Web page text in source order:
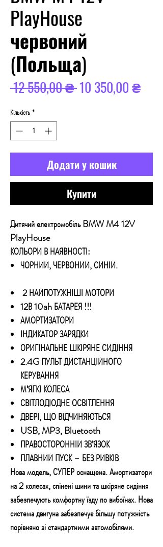
PlayHouse
червоний
(Польща)
12 550,00 ₴ Звичайна
10 350,00 ₴За
Кількість *
Додати у кошик
Купити
Дитячий електромобіль BMW M4 12V
PlayHouse
КОЛЬОРИ В НАЯВНОСТІ:
ЧОРНИЙ, ЧЕРВОНИЙ, СИНІЙ.
2 НАЙПОТУЖНІШІ МОТОРИ
12В 10ah БАТАРЕЯ !!!
АМОРТИЗАТОРИ
ІНДИКАТОР ЗАРЯДКИ
ОРИГІНАЛЬНЕ ШКІРЯНЕ СИДІННЯ
2.4G ПУЛЬТ ДИСТАНЦІЙНОГО
КЕРУВАННЯ
М’ЯГКІ КОЛЕСА
СВІТЛОДІОДНЕ ОСВІТЛЕННЯ
ДВЕРІ, ЩО ВІДЧИНЯЮТЬСЯ
USB, MP3, Bluetooth
ПРАВОСТОРОННІЙ ЗВ’ЯЗОК
ПЛАВНИЙ ПУСК – БЕЗ РИВКІВ
Нова модель, СУПЕР оснащена. Амортизатори
на 2 колесах, спінені шини та шкіряне сидіння
забезпечують комфортну їзду по вибоїнах. Нова
система двигуна забезпечує більшу потужність
порівняно зі стандартними автомобілями.